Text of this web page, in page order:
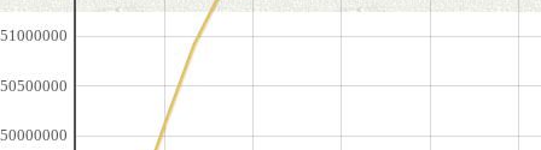
50000000
50500000
51000000